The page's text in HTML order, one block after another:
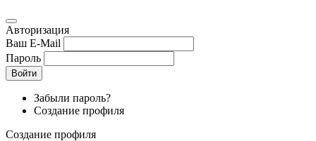
Авторизация
Ваш E-Mail
Пароль
Войти
Забыли пароль?
Создание профиля
Создание профиля